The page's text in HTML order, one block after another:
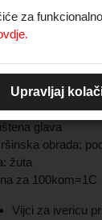
7505
glava
obrada:
žuta
za 100kom=1C
Vijci za ivericu
za
Upravljaj